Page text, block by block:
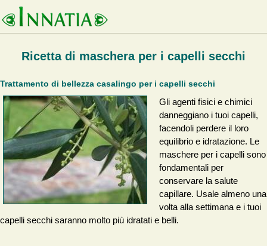
Ricetta di maschera per i capelli secchi
Trattamento di bellezza casalingo per i capelli secchi
Gli agenti fisici e chimici
danneggiano i tuoi capelli,
facendoli perdere il loro
equilibrio e idratazione. Le
maschere per i capelli sono
fondamentali per
conservare la salute
capillare. Usale almeno una
volta alla settimana e i tuoi
capelli secchi saranno molto più idratati e belli.